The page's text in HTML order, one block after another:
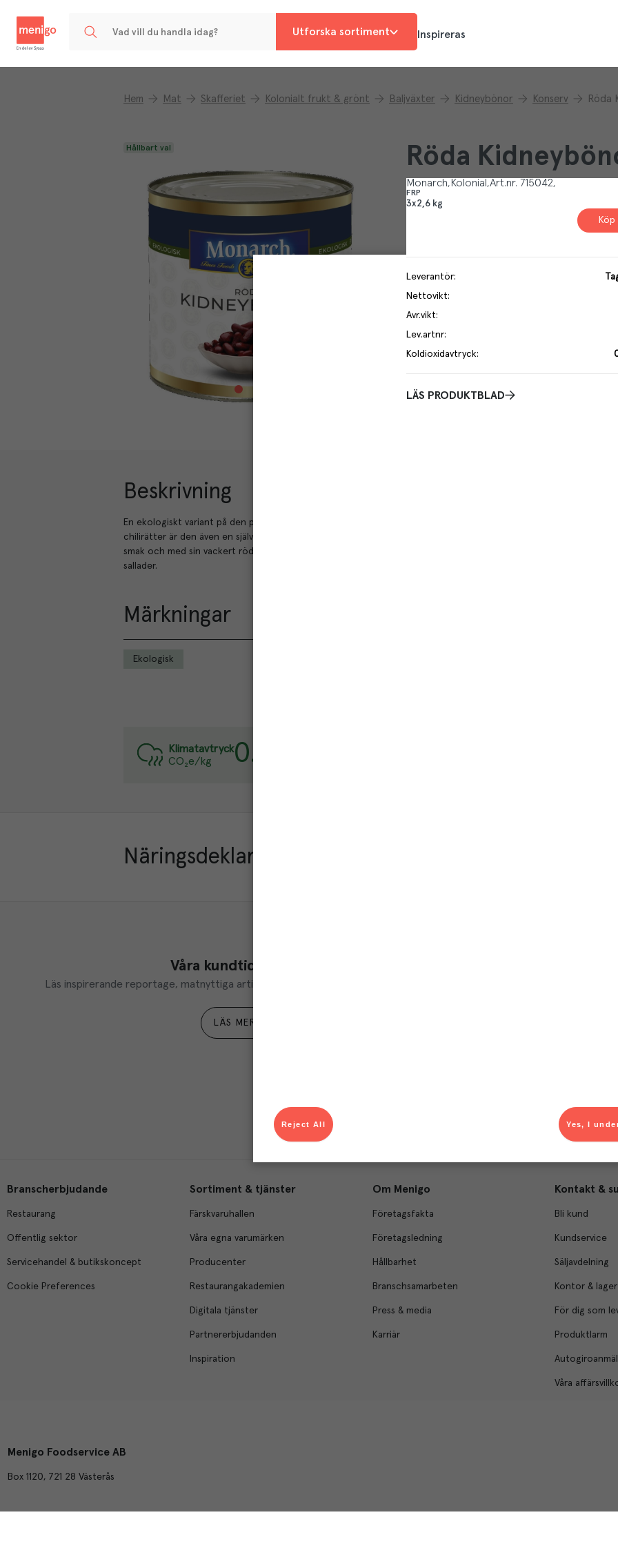
Utforska sortiment Inspireras
Hem Mat Skafferiet Kolonialt frukt & grönt Baljväxter Kidneybönor Konserv Röda
Röda
Monarch Kolonial Art.nr. 715042
FRP
3x2,6 kg
Köp
Leverantör:
Nettovikt:
Avr.vikt:
Lev.artnr:
Koldioxidavtryck:
LÄS PRODUKTBLAD
Hållbart val
Beskrivning
En ekologiskt variant på den populära röda Kidneybönan. Lika klassisk som den är i många
chilirätter är den även en självklar basingrediens i medelhavsköket. Den har en mild och lite söt
smak och med sin vackert röda färg utgör den ett dekorativt inslag i de flesta rätter och
sallader.
Märkningar
Ekologisk
Klimatavtryck
CO₂e/kg
0.5
Varje kilo av varan påverkar klimatet motsvarande utsläppen av 0.5
Näringsdeklaration
Våra kundtidningar
Läs inspirerande reportage, matnyttiga artiklar och ta del av aktuella kampanjer.
LÄS MER
Du som är Menigo-
Branscherbjudande
Restaurang
Offentlig sektor
Servicehandel & butikskoncept
Cookie Preferences
Sortiment & tjänster
Färskvaruhallen
Våra egna varumärken
Producenter
Restaurangakademien
Digitala tjänster
Partnererbjudanden
Inspiration
Om Menigo
Företagsfakta
Företagsledning
Hållbarhet
Branschsamarbeten
Press & media
Karriär
Kontakt &
Bli kund
Kundservice
Säljavdelning
Kontor & lager
För dig som
Produktlarm
Våra
Menigo Foodservice AB
Box 1120, 721 28 Västerås
Yes, I
Reject All